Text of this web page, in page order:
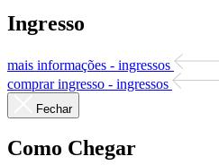
Ingresso
mais informações - ingressos
comprar ingresso - ingressos
Fechar
Como Chegar